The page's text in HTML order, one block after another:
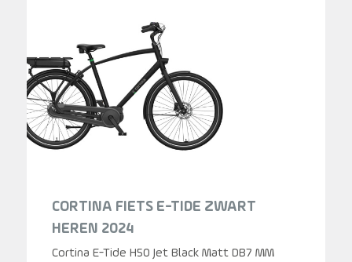
CORTINA FIETS E-TIDE ZWART
HEREN 2024
Cortina E-Tide H50 Jet Black Matt DB7 MM